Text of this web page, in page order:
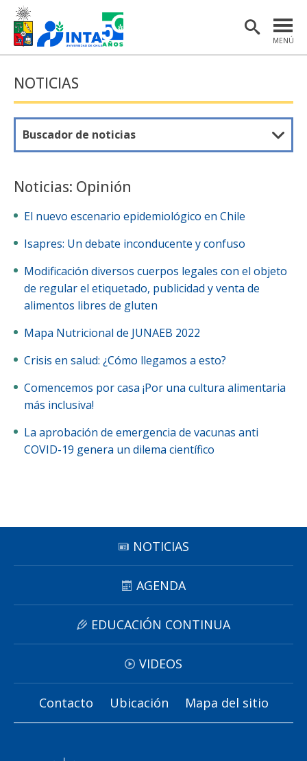
MENÚ
INSTITUTO
INVESTIGACIÓN
EXTENSIÓN Y COMUNICACIONES
MATERIAL DE INTERÉS
ENGLISH
Estudiantes
Académicas/os
Funcionarias/os
NOTICIAS
Buscador de noticias
Noticias: Opinión
El nuevo escenario epidemiológico en Chile
Isapres: Un debate inconducente y confuso
Modificación diversos cuerpos legales con el objeto
de regular el etiquetado, publicidad y venta de
alimentos libres de gluten
Mapa Nutricional de JUNAEB 2022
Crisis en salud: ¿Cómo llegamos a esto?
Comencemos por casa ¡Por una cultura alimentaria
más inclusiva!
La aprobación de emergencia de vacunas anti
COVID-19 genera un dilema científico
NOTICIAS
AGENDA
EDUCACIÓN CONTINUA
VIDEOS
Contacto Ubicación Mapa del sitio